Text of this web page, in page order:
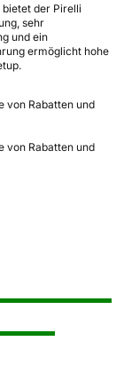
der Pirelli
sehr
und ein
ermöglicht hohe
von Rabatten und
von Rabatten und